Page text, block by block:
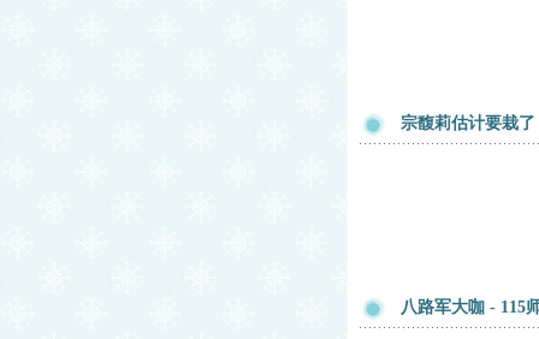
宗馥莉估计要栽
八路军大咖 - 115